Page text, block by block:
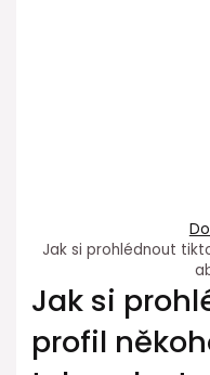
Jak si prohlédnout
Jak si
profil